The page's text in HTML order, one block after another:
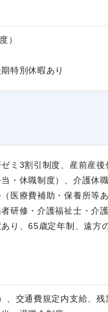
）
特別休暇あり
ミ3割引制度、産前産後
・休職制度）、介護休
医療費補助・保養所等
研修・介護福祉士・介
り、65歳定年制、遠方
、交通費規定内支給、残